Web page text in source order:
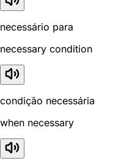
necessário para
necessary condition
condição necessária
when necessary